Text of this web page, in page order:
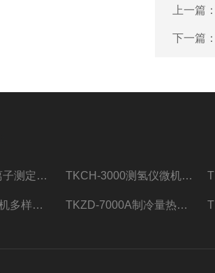
上一篇
下一篇
TKCFL-9氟氯离子测定仪自动煤质检测 TKCH-3000测氢仪微机氢元素测定煤质检测
TKDLY-8000微机多样测硫仪自动定硫仪化验室硫含量测定 TKZD-7000A制冷量热仪自动升降热值仪煤质检测